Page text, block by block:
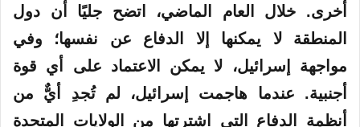
أخرى. خلال العام الماضي، اتضح جليًا أن دول
المنطقة لا يمكنها إلا الدفاع عن نفسها؛ وفي
مواجهة إسرائيل، لا يمكن الاعتماد على أي قوة
أجنبية. عندما هاجمت إسرائيل، لم تُجدِ أيٌّ من
أنظمة الدفاع التي اشترتها من الولايات المتحدة